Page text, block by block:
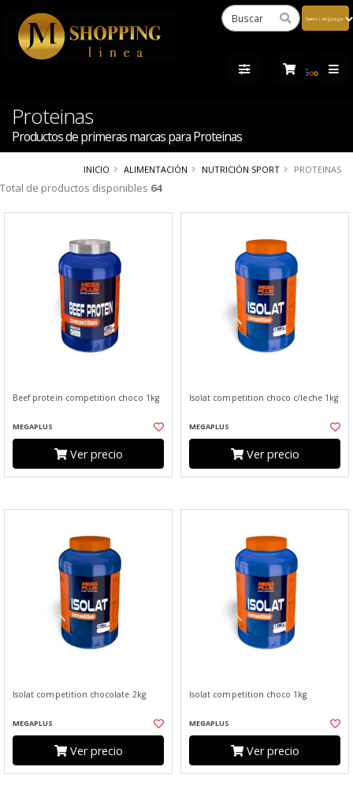
Proteinas
Productos de primeras marcas para Proteinas
INICIO ALIMENTACIÓN NUTRICIÓN SPORT PROTEINAS
Total de productos disponibles 64
Beef protein competition choco 1kg
MEGAPLUS
Ver precio
Isolat competition choco c/leche 1kg
MEGAPLUS
Ver precio
Isolat competition chocolate 2kg
MEGAPLUS
Ver precio
Isolat competition choco 1kg
MEGAPLUS
Ver precio